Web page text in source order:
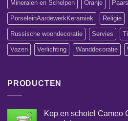
Mineralen en Schelpen Oranje Paars
PorseleinAardewerkKeramiek Religie
Russische woondecoratie Servies
Vazen Verlichting Wanddecoratie
PRODUCTEN
Kop en schotel Cameo